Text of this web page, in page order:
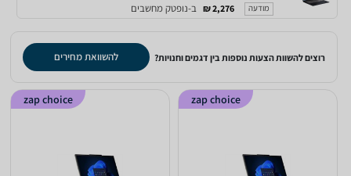
מודעה 2,276 ₪ ב-נופטק מחשבים
רוצים להשוות הצעות נוספות בין דגמים וחנויות? להשוואת מחירים
zap choice
zap choice